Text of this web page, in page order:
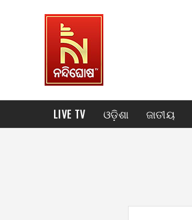
LIVE TV ଓଡ଼ିଶା ଜାତୀୟ